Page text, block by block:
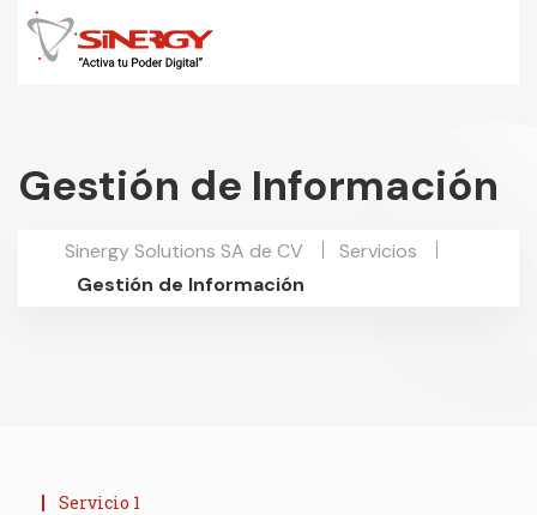
Gestión de Información
Sinergy Solutions SA de CV
Servicios
Gestión de Información
Servicio 1